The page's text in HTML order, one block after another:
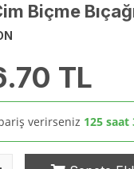
Biçme
TL
verirseniz 125